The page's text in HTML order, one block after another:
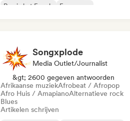
Rap in het Engels
Franse rap
Songxplode
Media Outlet/Journalist
&gt; 2600 gegeven antwoorden
Afrikaanse muziekAfrobeat / Afropop
Afro Huis / AmapianoAlternatieve rock
Blues
Artikelen schrijven